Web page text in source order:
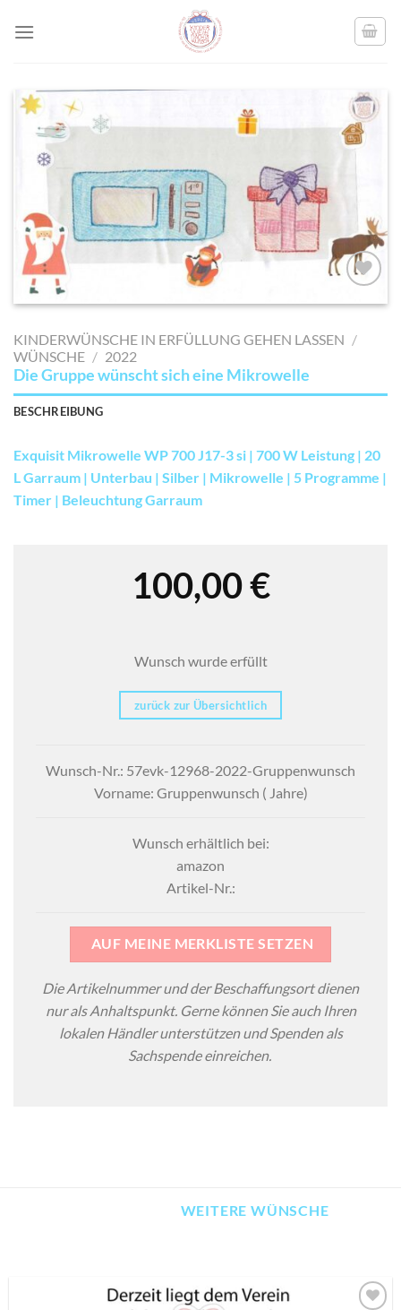
AUF MEINE
SETZEN
KINDERWÜNSCHE IN ERFÜLLUNG GEHEN LASSEN /
WÜNSCHE / 2022
Die Gruppe wünscht sich eine Mikrowelle
BESCHREIBUNG
Exquisit Mikrowelle WP 700 J17-3 si | 700 W Leistung | 20
L Garraum | Unterbau | Silber | Mikrowelle | 5 Programme |
Timer | Beleuchtung Garraum
100,00€
Wunsch wurde erfüllt
zurück zur Übersichtlich
Wunsch-Nr.: 57evk-12968-2022-Gruppenwunsch
Vorname: Gruppenwunsch ( Jahre)
Wunsch erhältlich bei:
amazon
Artikel-Nr.:
AUF MEINE MERKLISTE SETZEN
Die Artikelnummer und der Beschaffungsort dienen
nur als Anhaltspunkt. Gerne können Sie auch Ihren
lokalen Händler unterstützen und Spenden als
Sachspende einreichen.
WEITERE WÜNSCHE